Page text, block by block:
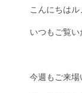
こんにちはル
いつもご覧い
今週もご来場